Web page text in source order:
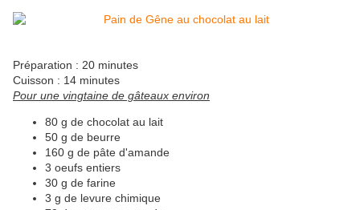
Préparation : 20 minutes
Cuisson : 14 minutes
Pour une vingtaine de gâteaux environ
80 g de chocolat au lait
50 g de beurre
160 g de pâte d'amande
3 oeufs entiers
30 g de farine
3 g de levure chimique